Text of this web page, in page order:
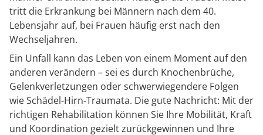
tritt die Erkrankung bei Männern nach dem 40.
Lebensjahr auf, bei Frauen häufig erst nach den
Wechseljahren.
Ein Unfall kann das Leben von einem Moment auf den
anderen verändern – sei es durch Knochenbrüche,
Gelenkverletzungen oder schwerwiegendere Folgen
wie Schädel-Hirn-Traumata. Die gute Nachricht: Mit der
richtigen Rehabilitation können Sie Ihre Mobilität, Kraft
und Koordination gezielt zurückgewinnen und Ihre